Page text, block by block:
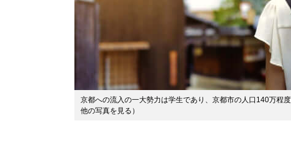
京都への流入の一大勢力は学生であり、京都市の人口140万程
他の写真を見る ）